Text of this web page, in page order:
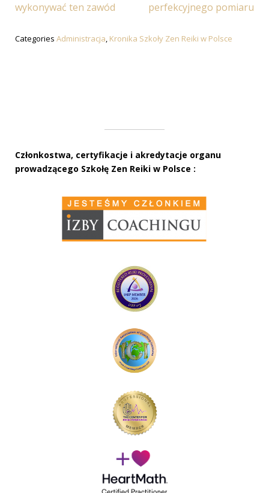
wykonywać ten zawód
perfekcyjnego pomiaru
Categories Administracja, Kronika Szkoły Zen Reiki w Polsce
Członkostwa, certyfikacje i akredytacje organu
prowadzącego Szkołę Zen Reiki w Polsce :